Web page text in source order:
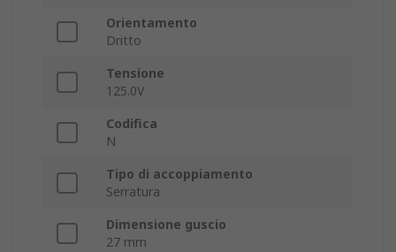
Orientamento
Dritto
Tensione
125.0V
Codifica
N
Tipo di accoppiamento
Serratura
Dimensione guscio
27 mm